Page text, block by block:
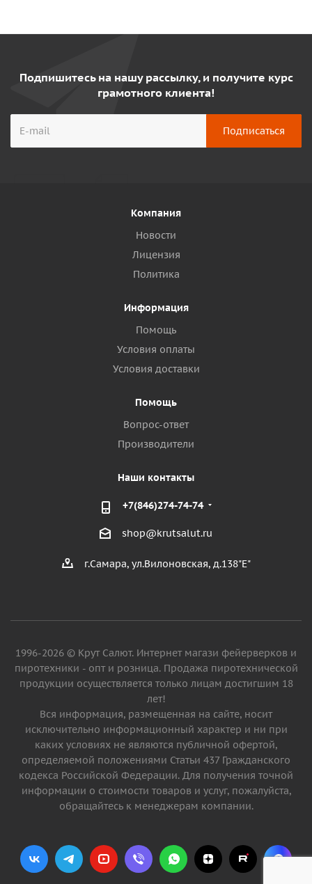
Подпишитесь на нашу рассылку, и получите курс
грамотного клиента!
Компания
Новости
Лицензия
Политика
Информация
Помощь
Условия оплаты
Условия доставки
Помощь
Вопрос-ответ
Производители
Наши контакты
+7(846)274-74-74
shop@krutsalut.ru
г.Самара, ул.Вилоновская, д.138"Е"
1996-2026 © Крут Салют. Интернет магази фейерверков и
пиротехники - опт и розница. Продажа пиротехнической
продукции осуществляется только лицам достигшим 18
лет!
Вся информация, размещенная на сайте, носит
исключительно информационный характер и ни при
каких условиях не являются публичной офертой,
определяемой положениями Статьи 437 Гражданского
кодекса Российской Федерации. Для получения точной
информации о стоимости товаров и услуг, пожалуйста,
обращайтесь к менеджерам компании.